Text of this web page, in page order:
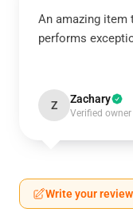
An amazing item
performs
Z Zachary
Verified owner
Write your review